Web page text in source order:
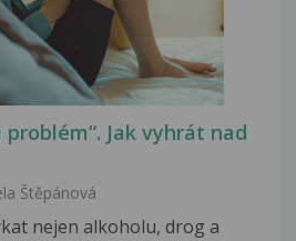
problém“. Jak vyhrát nad
Štěpánová
nejen alkoholu, drog a